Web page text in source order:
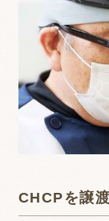
CHCPを譲